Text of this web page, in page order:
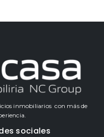
inmobiliarios con más de
sociales